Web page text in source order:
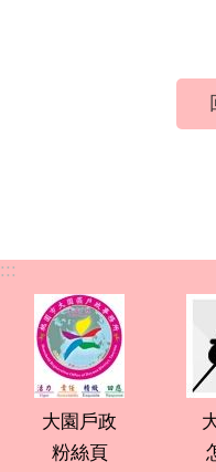
:::
大園戶政
粉絲頁